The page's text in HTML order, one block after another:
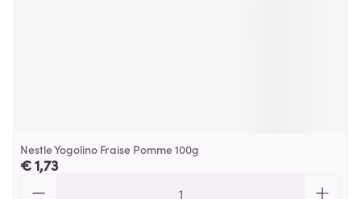
Nestle Yogolino Fraise Pomme 100g
€ 1,73